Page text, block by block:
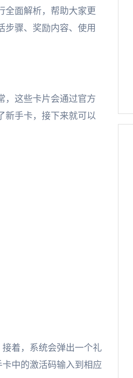
全面解析，帮助大家更
步骤、奖励内容、使用
，这些卡片会通过官方
新手卡，接下来就可以
着，系统会弹出一个礼
中的激活码输入到相应